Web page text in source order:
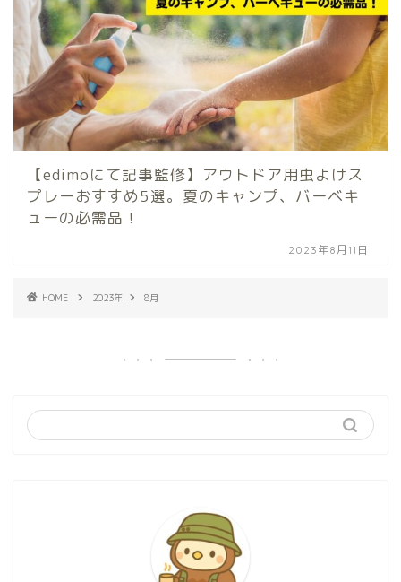
【edimoにて記事監修】アウトドア用虫よけス
プレーおすすめ5選。夏のキャンプ、バーベキ
ューの必需品！
2023年8月11日
HOME 2023年 8月